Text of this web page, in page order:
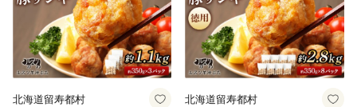
北海道留寿都村 北海道留寿都村